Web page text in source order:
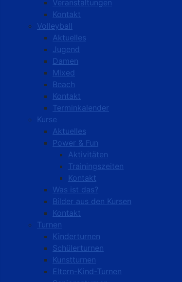
Veranstaltungen
Kontakt
Volleyball
Aktuelles
Jugend
Damen
Mixed
Beach
Kontakt
Terminkalender
Kurse
Aktuelles
Power & Fun
Aktivitäten
Trainingszeiten
Kontakt
Was ist das?
Bilder aus den Kursen
Kontakt
Turnen
Kinderturnen
Schülerturnen
Kunstturnen
Eltern-Kind-Turnen